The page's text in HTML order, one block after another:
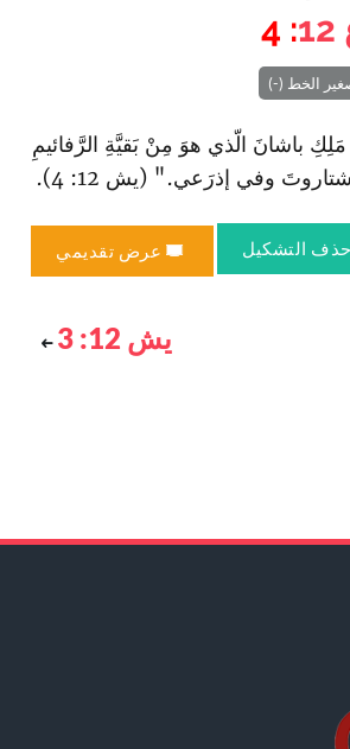
12
: 4
الخط (-)
باشانَ الّذي هوَ مِنْ بَقيَّةِ الرَّفائيمِ‌
وفي إذرَعي." (يش 12: 4).
حذف التشكيل عرض تقديمي
يش 12: 3